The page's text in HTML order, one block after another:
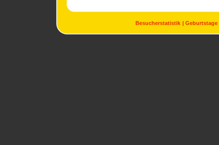
Besucherstatistik Geburtstage